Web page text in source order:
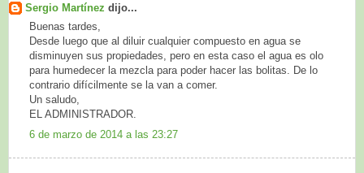
Sergio Martínez dijo...
Buenas tardes,
Desde luego que al diluir cualquier compuesto en agua se
disminuyen sus propiedades, pero en esta caso el agua es olo
para humedecer la mezcla para poder hacer las bolitas. De lo
contrario difícilmente se la van a comer.
Un saludo,
EL ADMINISTRADOR.
6 de marzo de 2014 a las 23:27